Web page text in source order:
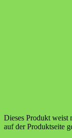
Dieses Produkt weist
auf der Produktseite